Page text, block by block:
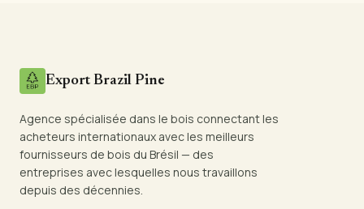
Export Brazil Pine
Agence spécialisée dans le bois connectant les
acheteurs internationaux avec les meilleurs
fournisseurs de bois du Brésil — des
entreprises avec lesquelles nous travaillons
depuis des décennies.